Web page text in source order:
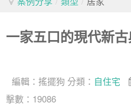
一家五口的現代新
編輯： 搖擺狗 分類： 自住宅
擊數：19086